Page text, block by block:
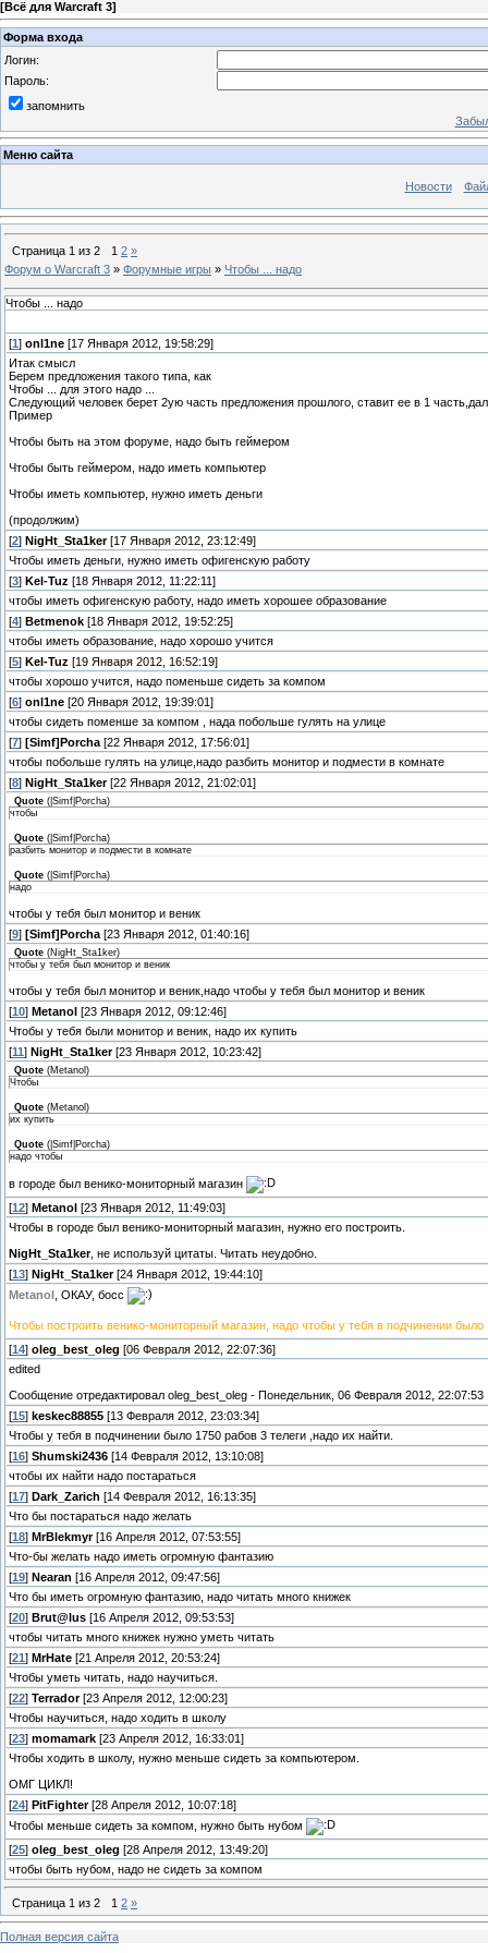
[Всё для Warcraft 3]
Форма входа
Логин:
Пароль:
запомнить
Меню сайта
Новости
Страница 1 из 2 1 2 »
Форум о Warcraft 3 » Форумные игры » Чтобы ... надо
Чтобы ... надо
[1 ] onl1ne [17 Января 2012, 19:58:29]
Итак смысл
Берем предложения такого типа, как
Чтобы ... для этого надо ...
Следующий человек берет 2ую часть предложения прошлого, ставит ее в 1
Пример
Чтобы быть на этом форуме, надо быть геймером
Чтобы быть геймером, надо иметь компьютер
Чтобы иметь компьютер, нужно иметь деньги
(продолжим)
[2] NigHt_Sta1ker[17 Января 2012, 23:12:49]
Чтобы иметь деньги, нужно иметь офигенскую работу
[3] Kel-Tuz [18 Января 2012, 11:22:11]
чтобы иметь офигенскую работу, надо иметь хорошее образование
[4] Betmenok [18 Января 2012, 19:52:25]
чтобы иметь образование, надо хорошо учится
[5] Kel-Tuz [19 Января 2012, 16:52:19]
чтобы хорошо учится, надо поменьше сидеть за компом
[6] onl1ne [20 Января 2012, 19:39:01]
чтобы сидеть поменше за компом , нада побольше гулять на улице
[7] [Simf]Porcha [22 Января 2012, 17:56:01]
чтобы побольше гулять на улице,надо разбить монитор и подмести в комнате
[8] NigHt_Sta1ker[22 Января 2012, 21:02:01]
Quote ( |Simf|Porcha)
чтобы
Quote ( |Simf|Porcha)
разбить монитор и подмести в комнате
Quote ( |Simf|Porcha)
надо
чтобы у тебя был монитор и веник
[9] [Simf]Porcha [23 Января 2012, 01:40:16]
Quote (NigHt_Sta1ker)
чтобы у тебя был монитор и веник
чтобы у тебя был монитор и веник,надо чтобы у тебя был монитор и веник
[10] Metanol [23 Января 2012, 09:12:46]
Чтобы у тебя были монитор и веник, надо их купить
[11 ] NigHt_Sta1ker[23 Января 2012, 10:23:42]
Quote (Metanol )
Чтобы
Quote (Metanol )
их купить
Quote ( |Simf|Porcha)
надо чтобы
в городе был венико-мониторный магазин
[12] Metanol [23 Января 2012, 11:49:03]
Чтобы в городе был венико-мониторный магазин, нужно его построить.
NigHt_Sta1ker, не используй цитаты. Читать неудобно.
[13] NigHt_Sta1ker[24 Января 2012, 19:44:10]
Metanol , ОКАУ, босс
Чтобы построить венико-мониторный магазин, надо чтобы у тебя в подчинении было
[14] oleg_best_oleg [06 Февраля 2012, 22:07:36]
edited
Сообщение отредактировал oleg_best_oleg - Понедельник, 06 Февраля 2012, 22:07:53
[15] keskec88855 [13 Февраля 2012, 23:03:34]
Чтобы у тебя в подчинении было 1750 рабов 3 телеги ,надо их найти.
[16] Shumski2436 [14 Февраля 2012, 13:10:08]
чтобы их найти надо постараться
[17] Dark_Zarich [14 Февраля 2012, 16:13:35]
Что бы постараться надо желать
[18] MrBlekmyr[16 Апреля 2012, 07:53:55]
Что-бы желать надо иметь огромную фантазию
[19] Nearan [16 Апреля 2012, 09:47:56]
Что бы иметь огромную фантазию, надо читать много книжек
[20] Brut@lus [16 Апреля 2012, 09:53:53]
чтобы читать много книжек нужно уметь читать
[21 ] MrHate [21 Апреля 2012, 20:53:24]
Чтобы уметь читать, надо научиться.
[22] Terrador[23 Апреля 2012, 12:00:23]
Чтобы научиться, надо ходить в школу
[23] momamark [23 Апреля 2012, 16:33:01]
Чтобы ходить в школу, нужно меньше сидеть за компьютером.
ОМГ ЦИКЛ!
[24] PitFighter[28 Апреля 2012, 10:07:18]
Чтобы меньше сидеть за компом, нужно быть нубом
[25] oleg_best_oleg [28 Апреля 2012, 13:49:20]
чтобы быть нубом, надо не сидеть за компом
Страница 1 из 2 1 2 »
Полная версия сайта